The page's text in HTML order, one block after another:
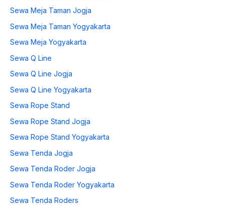
Sewa Meja Taman Jogja
Sewa Meja Taman Yogyakarta
Sewa Meja Yogyakarta
Sewa Q Line
Sewa Q Line Jogja
Sewa Q Line Yogyakarta
Sewa Rope Stand
Sewa Rope Stand Jogja
Sewa Rope Stand Yogyakarta
Sewa Tenda Jogja
Sewa Tenda Roder Jogja
Sewa Tenda Roder Yogyakarta
Sewa Tenda Roders